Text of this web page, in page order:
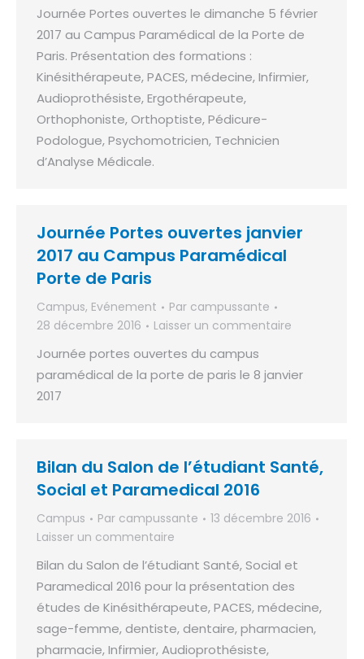
Journée Portes ouvertes le dimanche 5 février
2017 au Campus Paramédical de la Porte de
Paris. Présentation des formations :
Kinésithérapeute, PACES, médecine, Infirmier,
Audioprothésiste, Ergothérapeute,
Orthophoniste, Orthoptiste, Pédicure-
Podologue, Psychomotricien, Technicien
d’Analyse Médicale.
Journée Portes ouvertes janvier
2017 au Campus Paramédical
Porte de Paris
Campus, Evénement Par campussante
28 décembre 2016
Laisser un commentaire
Journée portes ouvertes du campus
paramédical de la porte de paris le 8 janvier
2017
Bilan du Salon de l’étudiant Santé,
Social et Paramedical 2016
Campus Par campussante
13 décembre 2016
Laisser un commentaire
Bilan du Salon de l’étudiant Santé, Social et
Paramedical 2016 pour la présentation des
études de Kinésithérapeute, PACES, médecine,
sage-femme, dentiste, dentaire, pharmacien,
pharmacie, Infirmier, Audioprothésiste,